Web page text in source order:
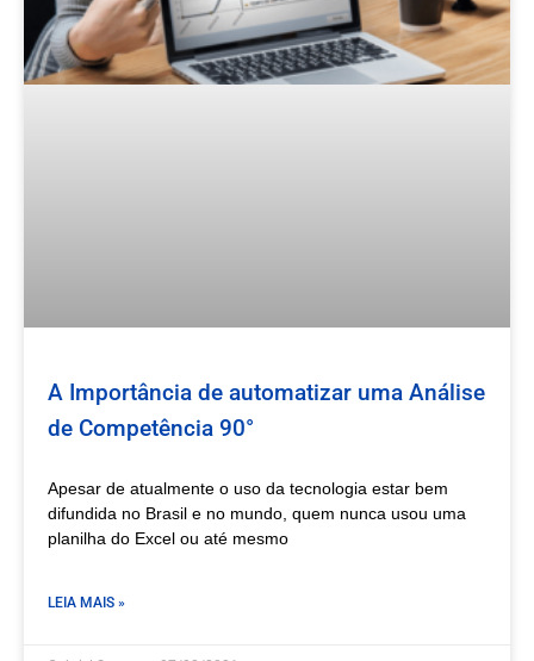
A Importância de automatizar uma Análise
de Competência 90°
Apesar de atualmente o uso da tecnologia estar bem
difundida no Brasil e no mundo, quem nunca usou uma
planilha do Excel ou até mesmo
LEIA MAIS »